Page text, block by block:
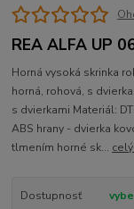
REA ALFA UP
Horná vysoká skrinka
horná, rohová, s
s dvierkami Materiál:
ABS hrany - dvierka
tlmením horné sk...
Dostupnosť